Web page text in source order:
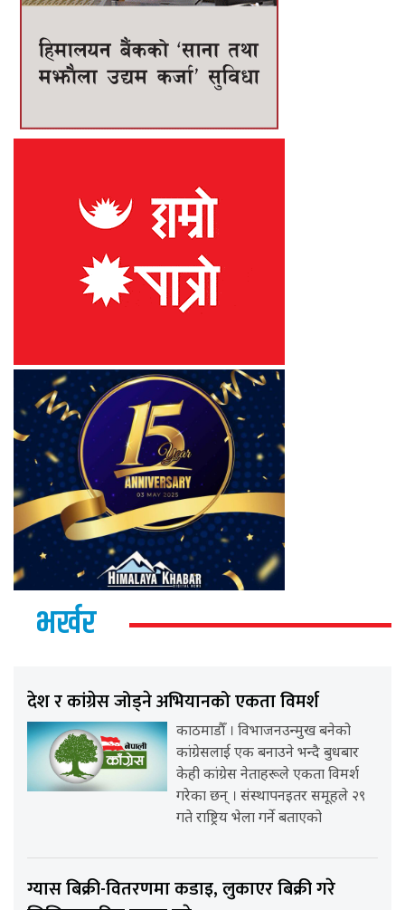
भर्खर
देश र कांग्रेस जोड्ने अभियानको एकता विमर्श
काठमाडौँ । विभाजनउन्मुख बनेको
कांग्रेसलाई एक बनाउने भन्दै बुधबार
केही कांग्रेस नेताहरूले एकता विमर्श
गरेका छन् । संस्थापनइतर समूहले २९
गते राष्ट्रिय भेला गर्ने बताएको
ग्यास बिक्री-वितरणमा कडाइ, लुकाएर बिक्री गरे